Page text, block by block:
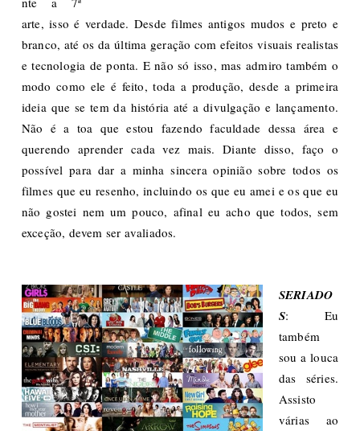
arte, isso é verdade. Desde filmes antigos mudos e preto e
branco, até os da última geração com efeitos visuais realistas
e tecnologia de ponta. E não só isso, mas admiro também o
modo como ele é feito, toda a produção, desde a primeira
ideia que se tem da história até a divulgação e lançamento.
Não é a toa que estou fazendo faculdade dessa área e
querendo aprender cada vez mais. Diante disso, faço o
possível para dar a minha sincera opinião sobre todos os
filmes que eu resenho, incluindo os que eu amei e os que eu
não gostei nem um pouco, afinal eu acho que todos, sem
exceção, devem ser avaliados.
SERIADO
S: Eu
também
sou a louca
das séries.
Assisto
várias ao